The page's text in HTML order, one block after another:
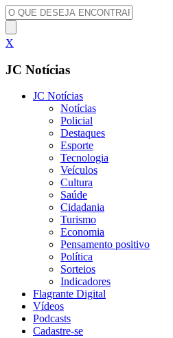
X
JC Notícias
JC Notícias
Notícias
Policial
Destaques
Esporte
Tecnologia
Veículos
Cultura
Saúde
Cidadania
Turismo
Economia
Pensamento positivo
Política
Sorteios
Indicadores
Flagrante Digital
Vídeos
Podcasts
Cadastre-se